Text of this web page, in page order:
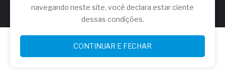
© 2026.Brasil Europa.
navegando neste site, você declara estar ciente
dessas condições.
CONTINUAR E FECHAR